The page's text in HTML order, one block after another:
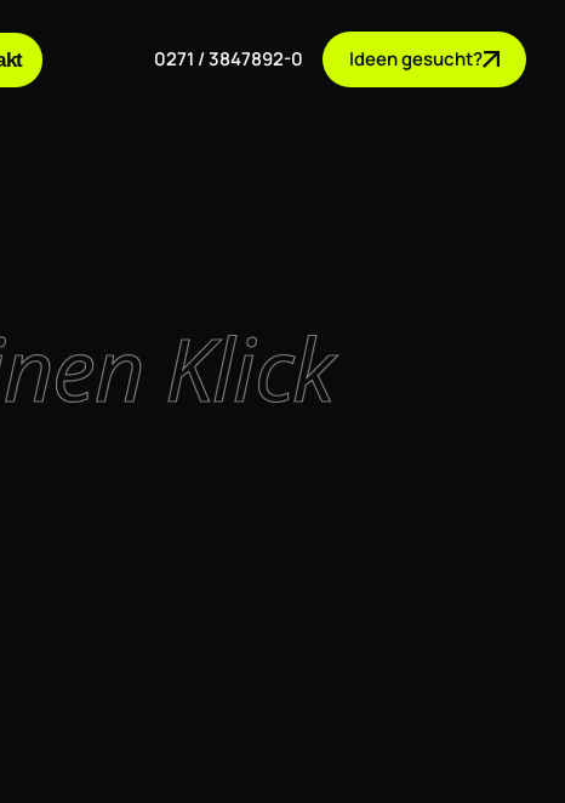
0271 / 3847892-0 Ideen gesucht?
Klick